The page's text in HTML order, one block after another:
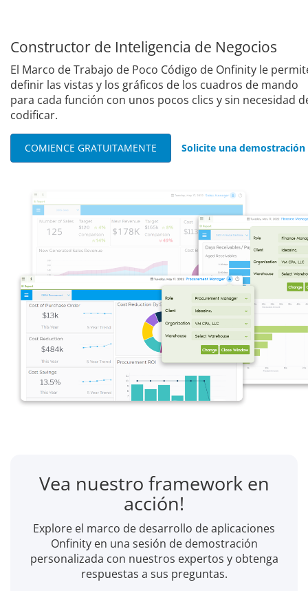
Constructor de Inteligencia de Negocios
El Marco de Trabajo de Poco Código de Onfinity le
definir las vistas y los gráficos de los cuadros de mando
para cada función con unos pocos clics y sin necesidad
codificar.
COMIENCE GRATUITAMENTE Solicite una demostración
Vea nuestro framework en
acción!
Explore el marco de desarrollo de aplicaciones
Onfinity en una sesión de demostración
personalizada con nuestros expertos y obtenga
respuestas a sus preguntas.